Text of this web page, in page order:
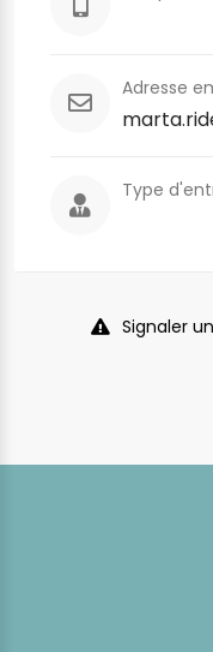
Adresse
Type
Signaler